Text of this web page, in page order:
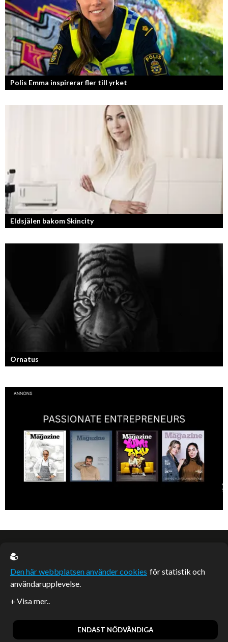
Polis Emma inspirerar fler till yrket
Eldsjälen bakom Skincity
Annica Forsgren Kjellman ligger bakom skönhetsimperiet Skincity –
professionell hudvård online.
Ornatus
En av svergies mest talangfyllda tatuerare. Läs om hans historia och
EU casino
Artiklar publicerade på webbplatsen som inte är märkta
redaktionellt är betalda samarbeten.
Den här webbplatsen använder cookies för statistik och
användarupplevelse.
ENDAST NÖDVÄNDIGA